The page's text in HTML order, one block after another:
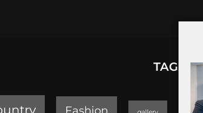
TAGS